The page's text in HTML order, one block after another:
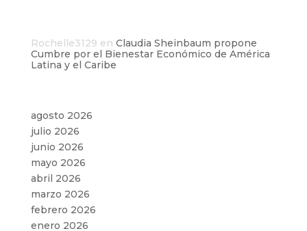
Rochelle3129 en Claudia Sheinbaum propone
Cumbre por el Bienestar Económico de América
Latina y el Caribe
agosto 2026
julio 2026
junio 2026
mayo 2026
abril 2026
marzo 2026
febrero 2026
enero 2026